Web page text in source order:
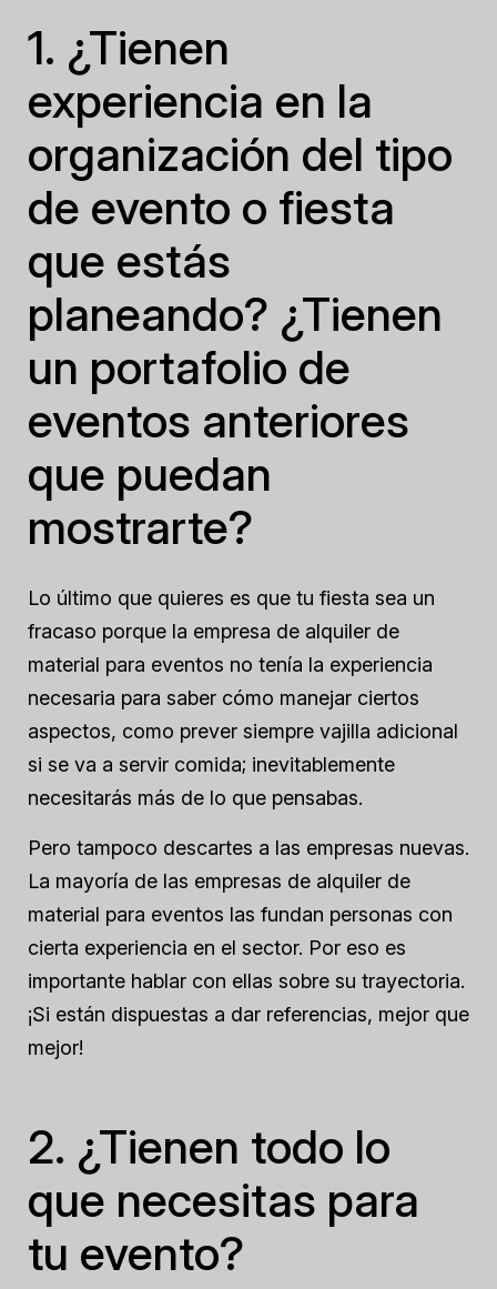
1. ¿Tienen
experiencia en la
organización del tipo
de evento o fiesta
que estás
planeando? ¿Tienen
un portafolio de
eventos anteriores
que puedan
mostrarte?
Lo último que quieres es que tu fiesta sea un
fracaso porque la empresa de alquiler de
material para eventos no tenía la experiencia
necesaria para saber cómo manejar ciertos
aspectos, como prever siempre vajilla adicional
si se va a servir comida; inevitablemente
necesitarás más de lo que pensabas.
Pero tampoco descartes a las empresas nuevas.
La mayoría de las empresas de alquiler de
material para eventos las fundan personas con
cierta experiencia en el sector. Por eso es
importante hablar con ellas sobre su trayectoria.
¡Si están dispuestas a dar referencias, mejor que
mejor!
2. ¿Tienen todo lo
que necesitas para
tu evento?